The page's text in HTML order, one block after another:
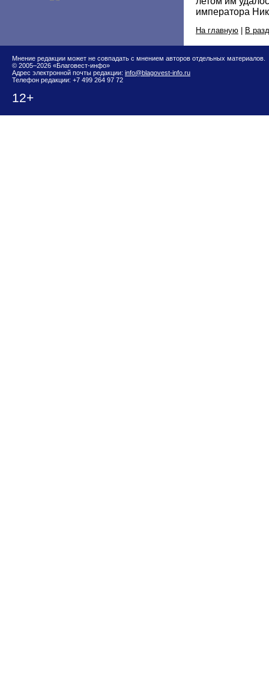
императора
На главную | В
Мнение редакции может не совпадать с мнением авторов отдельных материалов.
© 2005–2026 «Благовест-инфо»
Адрес электронной почты редакции: info@blagovest-info.ru
Телефон редакции: +7 499 264 97 72
12+